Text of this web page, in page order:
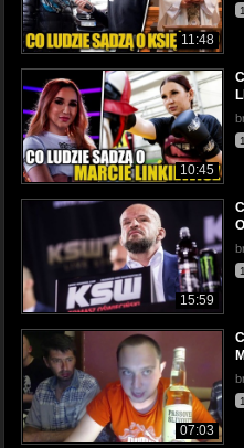
11:48
10:45
15:59
07:03